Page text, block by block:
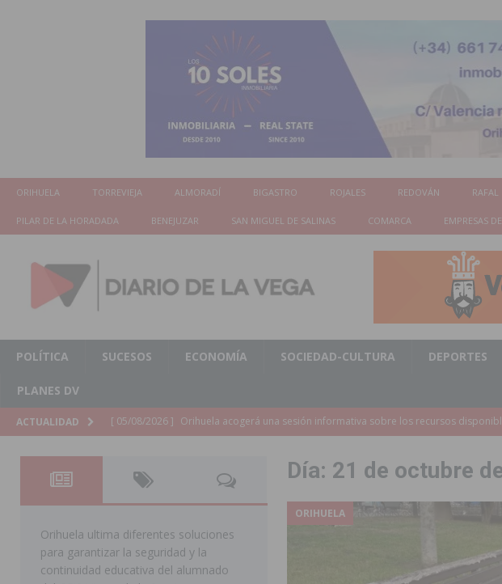
ORIHUELA TORREVIEJA ALMORADÍ BIGASTRO ROJALES REDOVÁN RAFAL
PILAR DE LA HORADADA BENEJUZAR SAN MIGUEL DE SALINAS COMARCA EMPRESAS
POLÍTICA SUCESOS ECONOMÍA SOCIEDAD-CULTURA DEPORTES
PLANES DV
ACTUALIDAD [ 05/08/2026 ] La Generalitat adjudica el contrato para redactar el proyecto de
[ 05/08/2026 ]
Pilar de la Horadada celebra una nueva edición de ‘El Mojón en
DE LA HORADADA
[ 05/08/2026 ] San Miguel de Salinas acogerá el espectáculo ‘Desempolsant’ dentro
MIGUEL DE SALINAS
Día: 21 de octubre
ORIHUELA
Orihuela ultima diferentes soluciones
para garantizar la seguridad y la
continuidad educativa del alumnado